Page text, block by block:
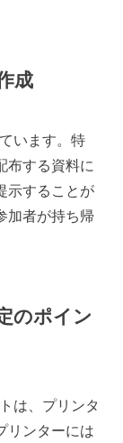
成
います。特
布する資料に
示することが
加者が持ち帰
のポイン
は、プリンタ
リンターには